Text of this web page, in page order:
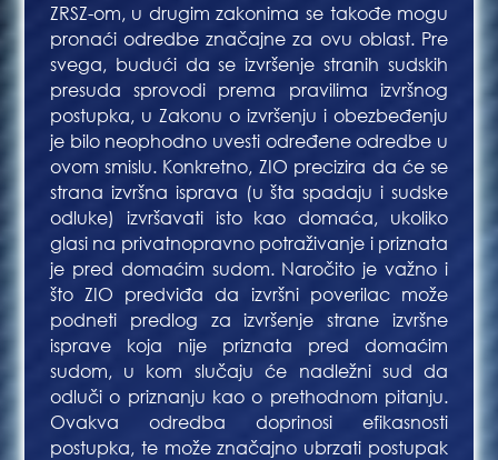
ZRSZ-om, u drugim zakonima se takođe mogu
pronaći odredbe značajne za ovu oblast. Pre
svega, budući da se izvršenje stranih sudskih
presuda sprovodi prema pravilima izvršnog
postupka, u Zakonu o izvršenju i obezbeđenju
je bilo neophodno uvesti određene odredbe u
ovom smislu. Konkretno, ZIO precizira da će se
strana izvršna isprava (u šta spadaju i sudske
odluke) izvršavati isto kao domaća, ukoliko
glasi na privatnopravno potraživanje i priznata
je pred domaćim sudom. Naročito je važno i
što ZIO predviđa da izvršni poverilac može
podneti predlog za izvršenje strane izvršne
isprave koja nije priznata pred domaćim
sudom, u kom slučaju će nadležni sud da
odluči o priznanju kao o prethodnom pitanju.
Ovakva odredba doprinosi efikasnosti
postupka, te može značajno ubrzati postupak